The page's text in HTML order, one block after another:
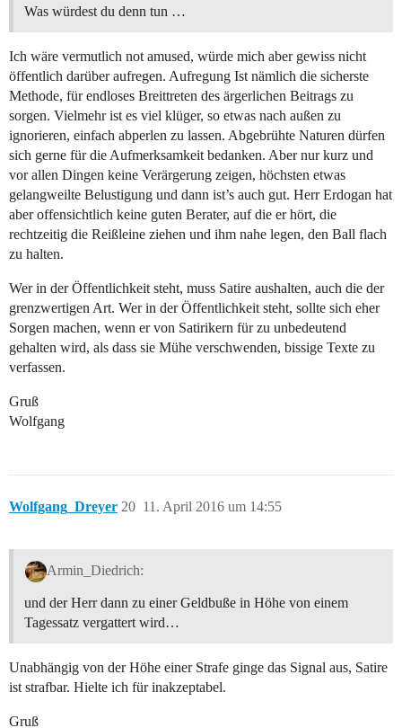
Was würdest du denn tun …
Ich wäre vermutlich not amused, würde mich aber gewiss nicht
öffentlich darüber aufregen. Aufregung Ist nämlich die sicherste
Methode, für endloses Breittreten des ärgerlichen Beitrags zu
sorgen. Vielmehr ist es viel klüger, so etwas nach außen zu
ignorieren, einfach abperlen zu lassen. Abgebrühte Naturen dürfen
sich gerne für die Aufmerksamkeit bedanken. Aber nur kurz und
vor allen Dingen keine Verärgerung zeigen, höchsten etwas
gelangweilte Belustigung und dann ist’s auch gut. Herr Erdogan hat
aber offensichtlich keine guten Berater, auf die er hört, die
rechtzeitig die Reißleine ziehen und ihm nahe legen, den Ball flach
zu halten.
Wer in der Öffentlichkeit steht, muss Satire aushalten, auch die der
grenzwertigen Art. Wer in der Öffentlichkeit steht, sollte sich eher
Sorgen machen, wenn er von Satirikern für zu unbedeutend
gehalten wird, als dass sie Mühe verschwenden, bissige Texte zu
verfassen.
Gruß
Wolfgang
Wolfgang_Dreyer 11. April 2016 um 14:55
20
Armin_Diedrich:
und der Herr dann zu einer Geldbuße in Höhe von einem
Tagessatz vergattert wird…
Unabhängig von der Höhe einer Strafe ginge das Signal aus, Satire
ist strafbar. Hielte ich für inakzeptabel.
Gruß